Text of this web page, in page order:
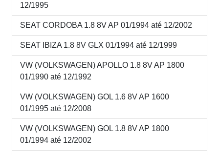
12/1995
SEAT CORDOBA 1.8 8V AP 01/1994 até 12/2002
SEAT IBIZA 1.8 8V GLX 01/1994 até 12/1999
VW (VOLKSWAGEN) APOLLO 1.8 8V AP 1800
01/1990 até 12/1992
VW (VOLKSWAGEN) GOL 1.6 8V AP 1600
01/1995 até 12/2008
VW (VOLKSWAGEN) GOL 1.8 8V AP 1800
01/1994 até 12/2002